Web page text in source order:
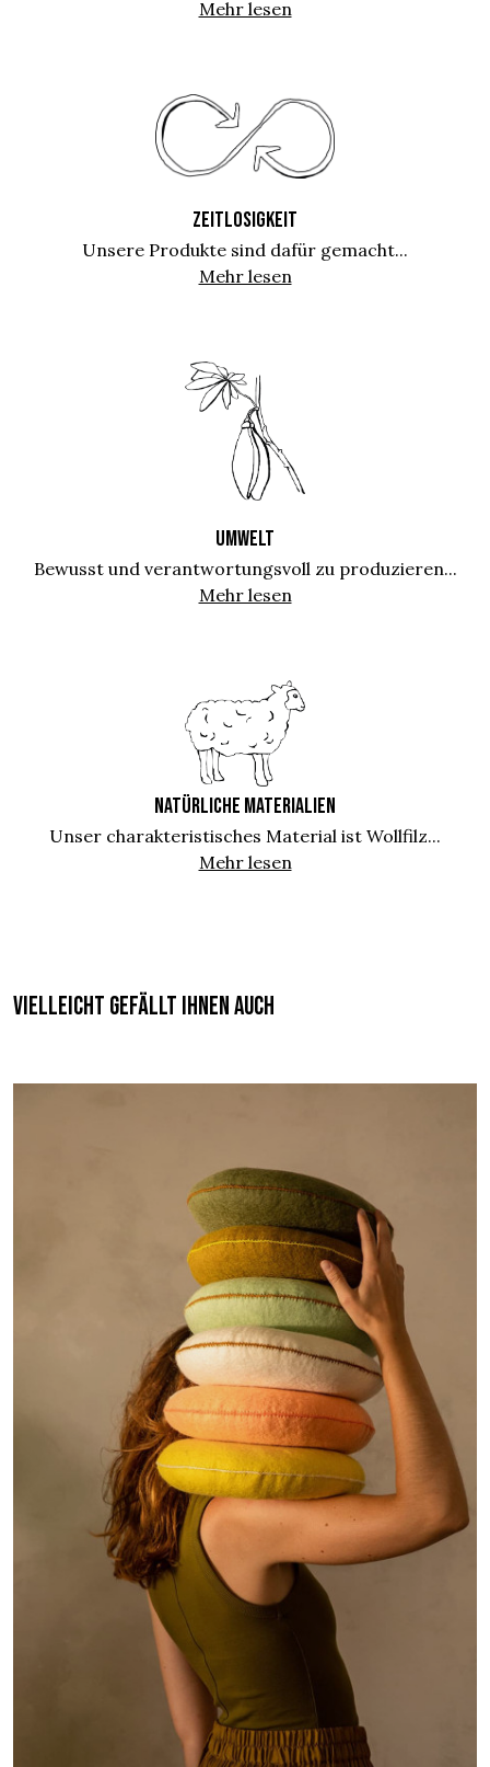
Mehr lesen
ZEITLOSIGKEIT
Unsere Produkte sind dafür gemacht...
Mehr lesen
UMWELT
Bewusst und verantwortungsvoll zu produzieren...
Mehr lesen
NATÜRLICHE MATERIALIEN
Unser charakteristisches Material ist Wollfilz...
Mehr lesen
Vielleicht gefällt Ihnen auch